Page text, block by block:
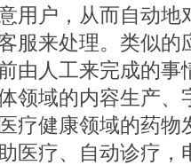
用户，从而自动地
服来处理。类似的
由人工来完成的事
领域的内容生产、
疗健康领域的药物
医疗、自动诊疗，